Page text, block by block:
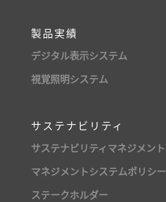
製品実績
デジタル表示システム
視覚照明システム
サステナビリティ
サステナビリティマネジメント
マネジメントシステムポリシー
ステークホルダー